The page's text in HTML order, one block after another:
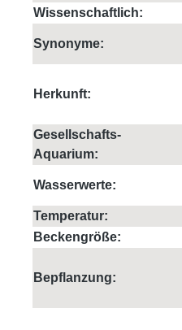
Wissenschaftlich:
Synonyme:
Herkunft:
Gesellschafts-
Aquarium:
Wasserwerte:
Temperatur:
Beckengröße:
Bepflanzung: